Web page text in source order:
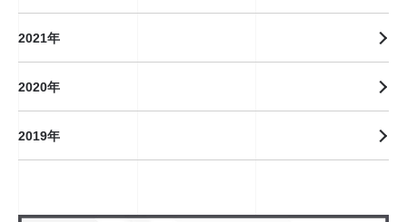
2021年
2020年
2019年